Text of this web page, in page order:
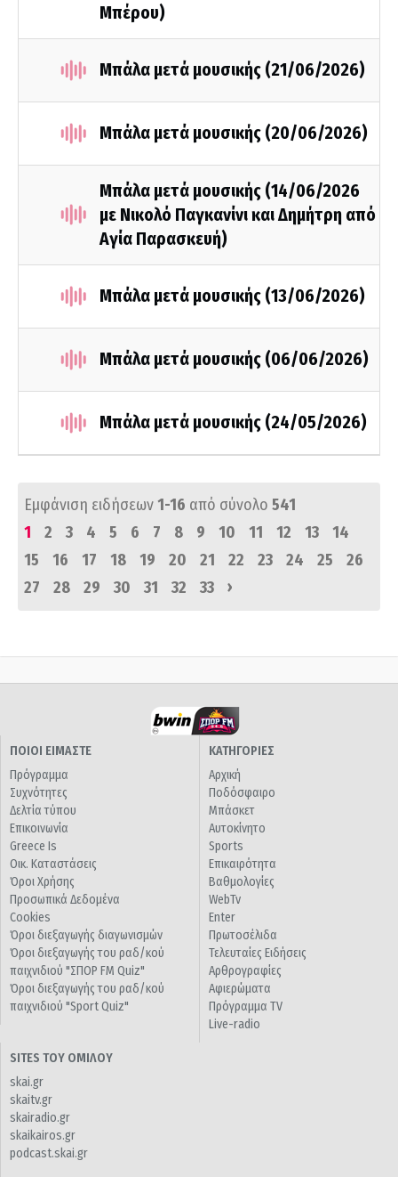
Μπέρου)
Μπάλα μετά μουσικής (21/06/2026)
Μπάλα μετά μουσικής (20/06/2026)
Μπάλα μετά μουσικής (14/06/2026
με Νικολό Παγκανίνι και Δημήτρη από
Αγία Παρασκευή)
Μπάλα μετά μουσικής (13/06/2026)
Μπάλα μετά μουσικής (06/06/2026)
Μπάλα μετά μουσικής (24/05/2026)
Εμφάνιση ειδήσεων1-16 από σύνολο 541
1
2 3 4 5 6 7 8 9 10 11 12 13
14
15
16 17 18 19 20 21 22 23 24 25
26
27
28 29 30 31 32 33 ›
ΠΟΙΟΙ ΕΙΜΑΣΤΕ
Πρόγραμμα
Συχνότητες
Δελτία τύπου
Επικοινωνία
Greece Is
Οικ. Καταστάσεις
Όροι Χρήσης
Προσωπικά Δεδομένα
Cookies
Όροι διεξαγωγής διαγωνισμών
Όροι διεξαγωγής του ραδ/κού
παιχνιδιού "ΣΠΟΡ FM Quiz"
Όροι διεξαγωγής του ραδ/κού
παιχνιδιού "Sport Quiz"
ΚΑΤΗΓΟΡΙΕΣ
Αρχική
Ποδόσφαιρο
Μπάσκετ
Αυτοκίνητο
Sports
Επικαιρότητα
Βαθμολογίες
WebTv
Enter
Πρωτοσέλιδα
Τελευταίες Ειδήσεις
Αρθρογραφίες
Αφιερώματα
Πρόγραμμα TV
Live-radio
SITES ΤΟΥ ΟΜΙΛΟΥ
skai.gr
skaitv.gr
skairadio.gr
skaikairos.gr
podcast.skai.gr